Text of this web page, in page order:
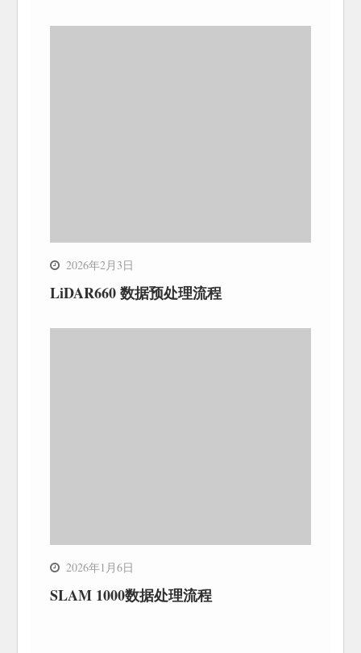
2026年2月3日
LiDAR660 数据预处理流程
2026年1月6日
SLAM 1000数据处理流程